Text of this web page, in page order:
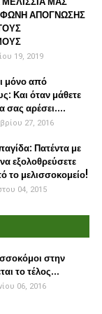
ΑΠΟΓΝΩΣΗΣ
19, 2019
μόνο από
Και όταν μάθετε
σας αρέσει....
27, 2016
Πατέντα με
εξολοθρεύσετε
το μελισσοκομείο!
04, 2015
στην
το τέλος...
06, 2016